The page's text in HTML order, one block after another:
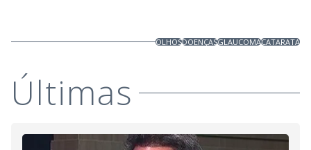
OLHOSDOENÇASGLAUCOMACATARATA
Últimas